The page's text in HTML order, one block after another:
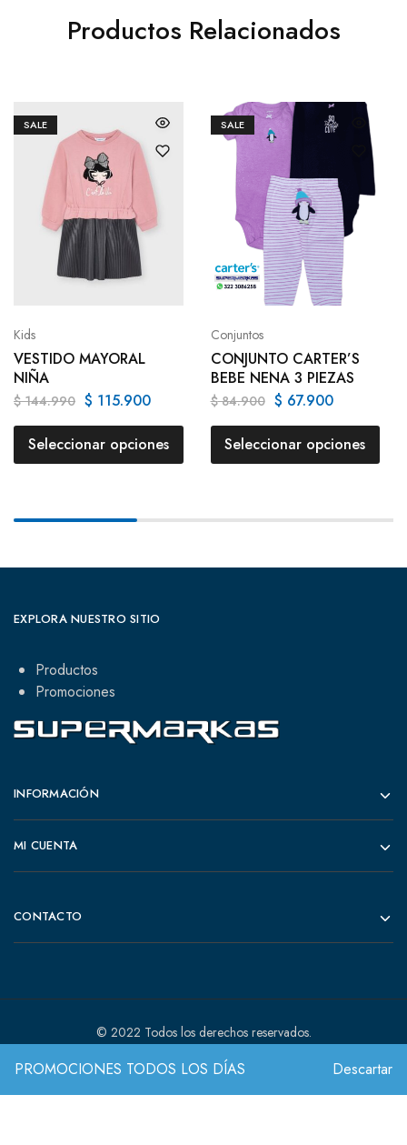
PROMOCIONES TODOS LOS DÍAS Descartar
Productos Relacionados
SALE
Kids
VESTIDO MAYORAL
NIÑA
$144.990 $ 115.900
Seleccionar opciones
SALE
Conjuntos
CONJUNTO CARTER’S
BEBE NENA 3 PIEZAS
$84.900 $ 67.900
Seleccionar opciones
EXPLORA NUESTRO SITIO
Productos
Promociones
INFORMACIÓN
MI CUENTA
CONTACTO
© 2022 Todos los derechos reservados.